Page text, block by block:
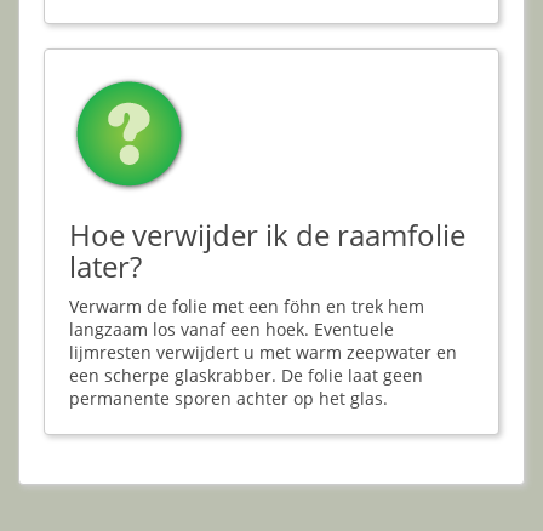
Hoe verwijder ik de raamfolie
later?
Verwarm de folie met een föhn en trek hem
langzaam los vanaf een hoek. Eventuele
lijmresten verwijdert u met warm zeepwater en
een scherpe glaskrabber. De folie laat geen
permanente sporen achter op het glas.